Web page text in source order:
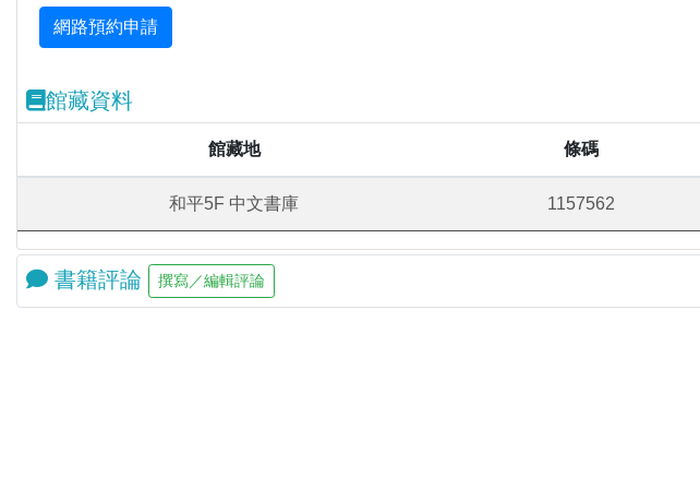
館藏資料
館藏地 條碼
和平5F 中文書庫 1157562
書籍評論